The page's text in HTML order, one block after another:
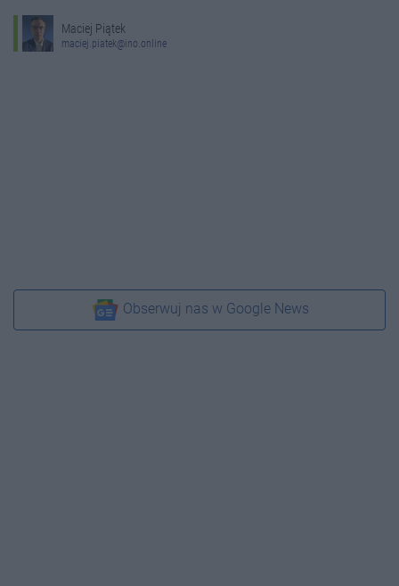
Maciej Piątek
maciej.piatek@ino.online
Obserwuj nas w Google News